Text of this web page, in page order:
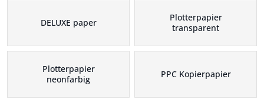
DELUXE paper
Plotterpapier
transparent
Plotterpapier
neonfarbig
PPC Kopierpapier